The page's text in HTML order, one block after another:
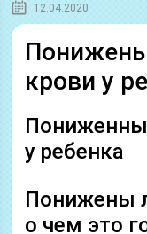
12.04.2020
крови у
у ребенка
Понижены
о чем это